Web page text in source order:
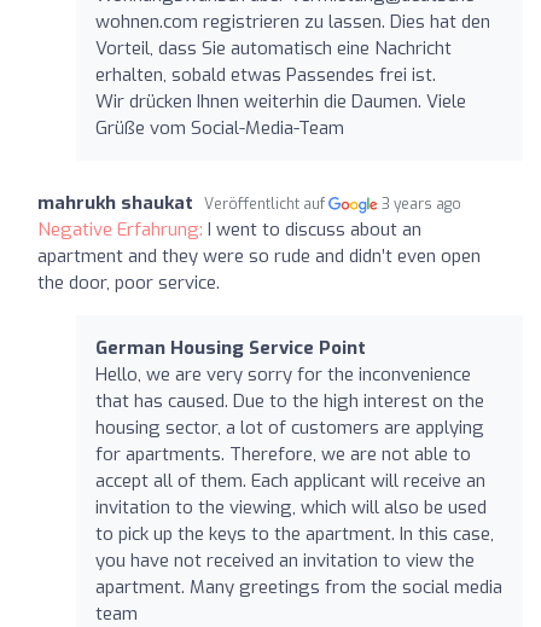
wohnen.com registrieren zu lassen. Dies hat den
Vorteil, dass Sie automatisch eine Nachricht
erhalten, sobald etwas Passendes frei ist.
Wir drücken Ihnen weiterhin die Daumen. Viele
Grüße vom Social-Media-Team
mahrukh shaukat Veröffentlicht auf 3 years ago
Negative Erfahrung: I went to discuss about an
apartment and they were so rude and didn’t even open
the door, poor service.
German Housing Service Point
Hello, we are very sorry for the inconvenience
that has caused. Due to the high interest on the
housing sector, a lot of customers are applying
for apartments. Therefore, we are not able to
accept all of them. Each applicant will receive an
invitation to the viewing, which will also be used
to pick up the keys to the apartment. In this case,
you have not received an invitation to view the
apartment. Many greetings from the social media
team